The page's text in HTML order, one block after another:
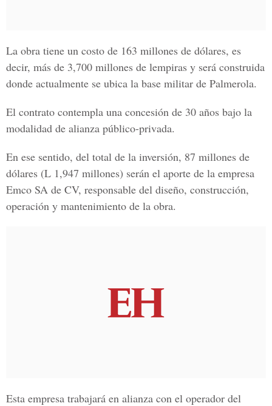
La obra tiene un costo de 163 millones de dólares, es
decir, más de 3,700 millones de lempiras y será construida
donde actualmente se ubica la base militar de Palmerola.
El contrato contempla una concesión de 30 años bajo la
modalidad de alianza público-privada.
En ese sentido, del total de la inversión, 87 millones de
dólares (L 1,947 millones) serán el aporte de la empresa
Emco SA de CV, responsable del diseño, construcción,
operación y mantenimiento de la obra.
Esta empresa trabajará en alianza con el operador del